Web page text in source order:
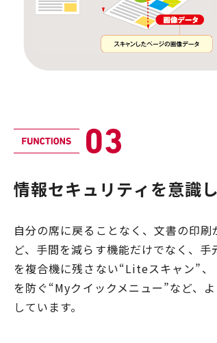
情報セキュリティを意識
自分の席に戻ることなく、文書の印
ど、手間を減らす機能だけでなく、
を複合機に残さない“Liteスキャン”
を防ぐ“Myクイックメニュー”など、
しています。